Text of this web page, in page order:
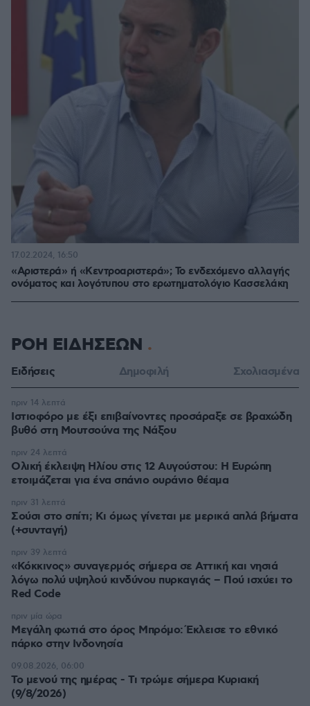
«Αριστερά» ή «Κεντροαριστερά»; Το ενδεχόμενο αλλαγής
ονόματος και λογότυπου στο ερωτηματολόγιο Κασσελάκη
17.02.2024, 16:50
ΡΟΗ ΕΙΔΗΣΕΩΝ
Ειδήσεις Δημοφιλή Σχολιασμένα
Ιστιοφόρο με έξι επιβαίνοντες προσάραξε σε βραχώδη
βυθό στη Μουτσούνα της Νάξου
πριν 14 λεπτά
Ολική έκλειψη Ηλίου στις 12 Αυγούστου: Η Ευρώπη
ετοιμάζεται για ένα σπάνιο ουράνιο θέαμα
πριν 24 λεπτά
Σούσι στο σπίτι; Κι όμως γίνεται με μερικά απλά βήματα
(+συνταγή)
πριν 31 λεπτά
«Κόκκινος» συναγερμός σήμερα σε Αττική και νησιά
λόγω πολύ υψηλού κινδύνου πυρκαγιάς – Πού ισχύει το
Red Code
πριν 39 λεπτά
Μεγάλη φωτιά στο όρος Μπρόμο: Έκλεισε το εθνικό
πάρκο στην Ινδονησία
πριν μία ώρα
Το μενού της ημέρας - Τι τρώμε σήμερα Κυριακή
(9/8/2026)
09.08.2026, 06:00